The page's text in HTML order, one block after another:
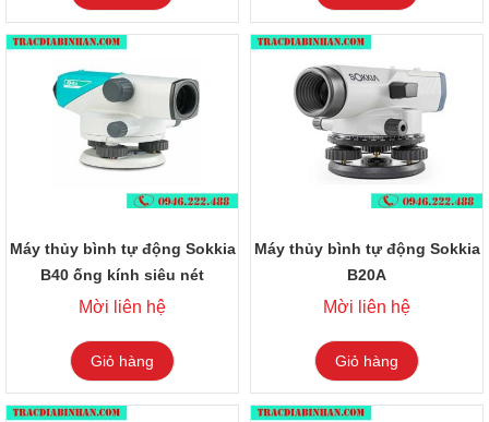
Máy thủy bình tự động Sokkia
B40 ống kính siêu nét
Mời liên hệ
Giỏ hàng
Máy thủy bình tự động Sokkia
B20A
Mời liên hệ
Giỏ hàng